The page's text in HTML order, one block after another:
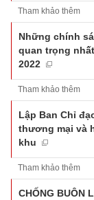
Tham khảo thêm
Những chính
quan trọng
2022
Tham khảo thêm
Lập Ban Chỉ
thương mại và
khu
Tham khảo thêm
CHỐNG BUÔN